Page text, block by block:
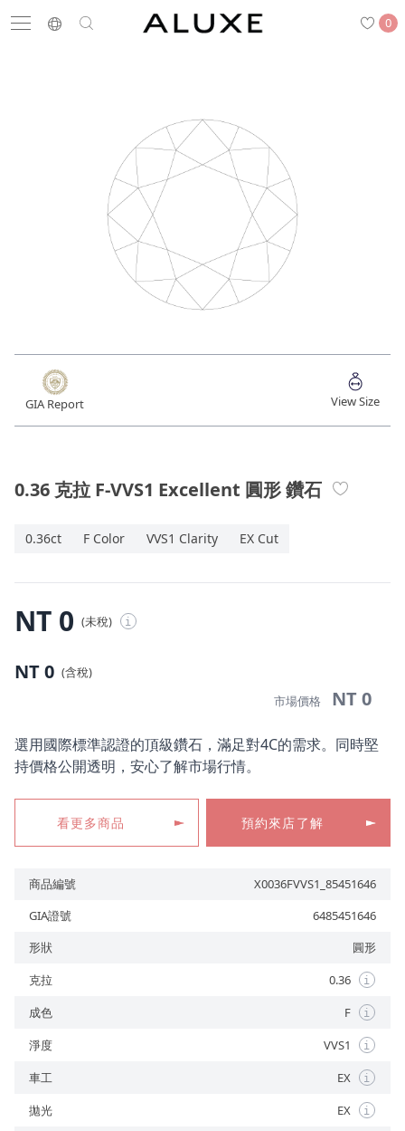
0
搜尋
結婚戒指
結婚戒指
珠寶鑽飾
關於ALUXE
最新消息
婚禮護照
GIA Report View Size
0.36 克拉 F-VVS1 Excellent 圓形 鑽石
0.36ct F Color VVS1 Clarity EX Cut
NT 0 (未稅) i
NT 0 (含稅)
市場價格
NT 0
選用國際標準認證的頂級鑽石，滿足對4C的需求。同時堅
持價格公開透明，安心了解市場行情。
看更多商品 預約來店了解
商品編號
X0036FVVS1_85451646
GIA證號
6485451646
形狀
圓形
克拉
0.36 i
成色 F i
淨度 VVS1 i
車工 EX i
拋光 EX i